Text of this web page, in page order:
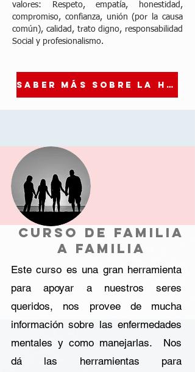
valores: Respeto, empatía, honestidad,
compromiso, confianza, unión (por la causa
común), calidad, trato digno, responsabilidad
Social y profesionalismo.
Saber más sobre la historia de la Red VPSM
curso de familia
a familia
Este curso es una gran herramienta
para apoyar a nuestros seres
queridos, nos provee de mucha
información sobre las enfermedades
mentales y como manejarlas. Nos
dá las herramientas para